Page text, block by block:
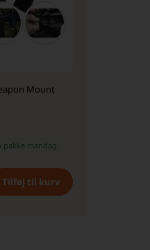
Mount
pakke mandag